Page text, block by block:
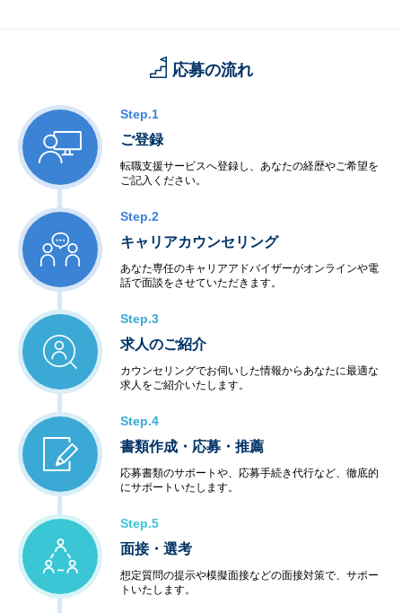
応募の流れ
Step.1
ご登録
転職支援サービスへ登録し、あなたの経歴やご希望を
ご記入ください。
Step.2
キャリアカウンセリング
あなた専任のキャリアアドバイザーがオンラインや電
話で面談をさせていただきます。
Step.3
求人のご紹介
カウンセリングでお伺いした情報からあなたに最適な
求人をご紹介いたします。
Step.4
書類作成・応募・推薦
応募書類のサポートや、応募手続き代行など、徹底的
にサポートいたします。
Step.5
面接・選考
想定質問の提示や模擬面接などの面接対策で、サポー
トいたします。